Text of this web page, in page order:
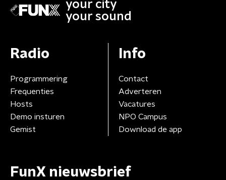
your city
your sound
Radio
Programmering
Frequenties
Hosts
Demo insturen
Gemist
Info
Contact
Adverteren
Vacatures
NPO Campus
Download de app
FunX nieuwsbrief